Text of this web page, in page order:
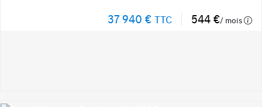
37 940 € TTC 544 €/ mois